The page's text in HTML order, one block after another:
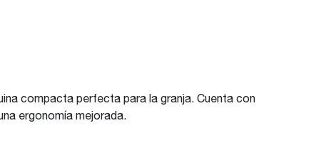
compacta perfecta para la granja. Cuenta con
ergonomía mejorada.